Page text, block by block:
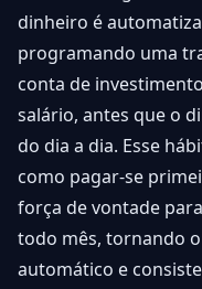
dinheiro é
programando uma
conta de
salário, antes que o
do dia a dia. Esse
como pagar-se
força de vontade
todo mês, tornando
automático e